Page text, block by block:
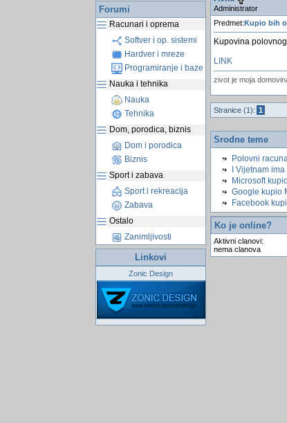
Forumi
Racunari i oprema
Softver i op. sistemi
Hardver i mreze
Programiranje i baze
Nauka i tehnika
Nauka
Tehnika
Dom, porodica, biznis
Dom i porodica
Biznis
Sport i zabava
Sport i rekreacija
Zabava
Ostalo
Zanimljivosti
Linkovi
Zonic Design
Administrator
Predmet:Kupio bih
Kupovina
LINK
zivot je moja
Stranice (1): 1
Srodne teme
Polovni
I Vijetnam
Microsoft
Google kupio
Facebook
Ko je online?
Aktivni clanovi:
nema clanova